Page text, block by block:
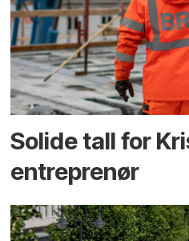
Solide tall for
entreprenør